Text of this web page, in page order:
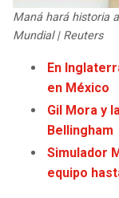
TITANS
GIANTS
EAGLES
COMMANDERS
WARRIORS
LAKERS
SUNS
KINGS
Maná hará historia
Mundial | Reuters
En
en México
Gil Mora y
Bellingham
Simulador
equipo